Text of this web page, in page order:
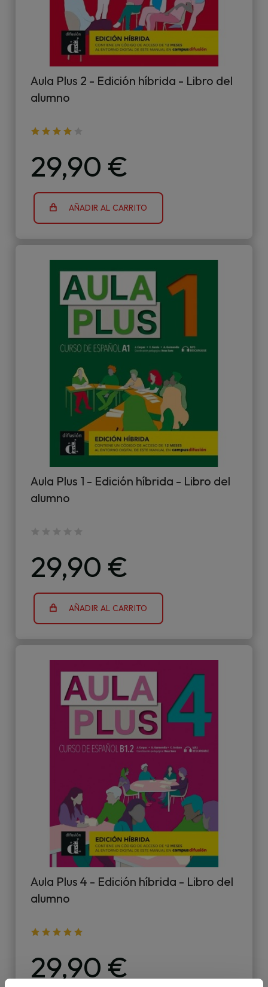
Aula Plus 2 - Edición híbrida - Libro del
alumno
29,90 €
AÑADIR AL CARRITO
Aula Plus 1 - Edición híbrida - Libro del
alumno
29,90 €
AÑADIR AL CARRITO
Aula Plus 4 - Edición híbrida - Libro del
alumno
29,90 €